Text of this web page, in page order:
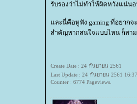
รับรองว่าไม่ทำให้ผิดหวังแน่น
ละนี่คือหูฟัง gaming ที่อยากจ
สำคัญหากสนใจแบบไหน ก็สาม
Create Date : 24 กันยายน 2561
Last Update : 24 กันยายน 2561
Counter : 6774 Pageviews.